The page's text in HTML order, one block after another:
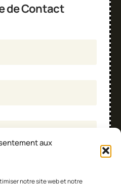
aux
notre site web et notre
de Contact